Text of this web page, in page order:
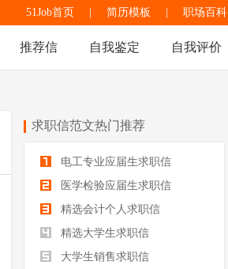
51Job首页 简历模板 职场百科
推荐信 自我鉴定 自我评价
求职信范文热门推荐
电工专业应届生求职信
医学检验应届生求职信
精选会计个人求职信
精选大学生求职信
大学生销售求职信